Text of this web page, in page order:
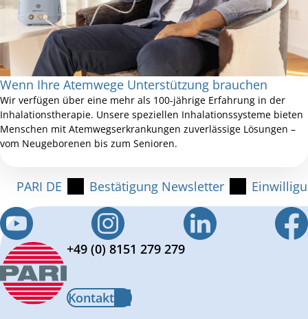
Wenn Ihre Atemwege Unterstützung brauchen
Wir verfügen über eine mehr als 100-jährige Erfahrung in der
Inhalationstherapie. Unsere speziellen Inhalationssysteme bieten
Menschen mit Atemwegserkrankungen zuverlässige Lösungen –
vom Neugeborenen bis zum Senioren.
PARI DE Bestätigung Newsletter
+49 (0) 8151 279 279
Kontakt